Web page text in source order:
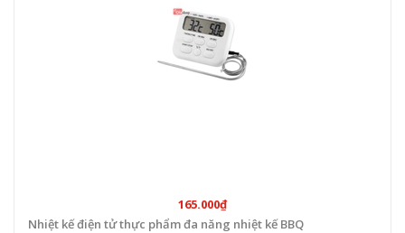
165.000₫
Nhiệt kế điện tử thực phẩm đa năng nhiệt kế BBQ